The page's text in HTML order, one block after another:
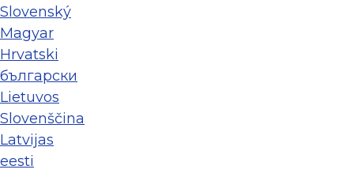
Slovenský
Magyar
Hrvatski
български
Lietuvos
Slovenščina
Latvijas
eesti